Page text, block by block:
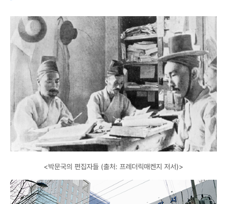
<박문국의 편집자들 (출처: 프레더릭매켄지 저서)>